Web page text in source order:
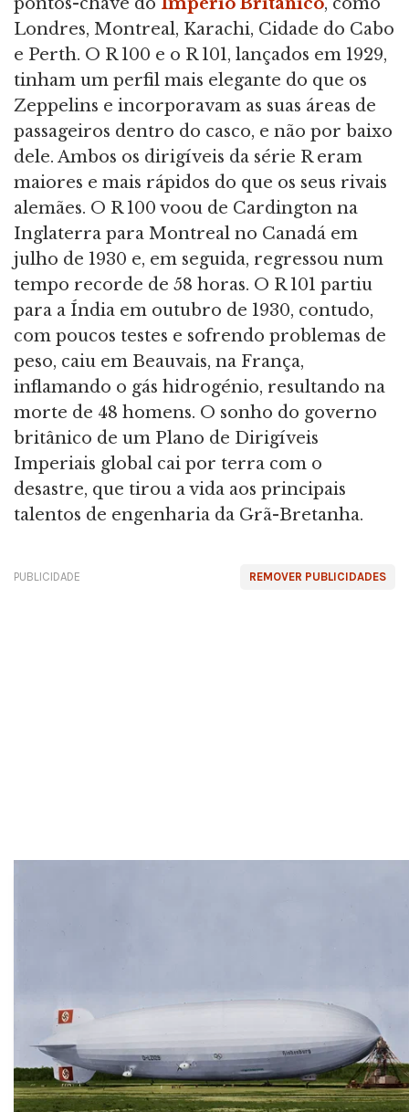
pontos-chave do Império Britânico, como
Londres, Montreal, Karachi, Cidade do Cabo
e Perth. O R 100 e o R 101, lançados em 1929,
tinham um perfil mais elegante do que os
Zeppelins e incorporavam as suas áreas de
passageiros dentro do casco, e não por baixo
dele. Ambos os dirigíveis da série R eram
maiores e mais rápidos do que os seus rivais
alemães. O R 100 voou de Cardington na
Inglaterra para Montreal no Canadá em
julho de 1930 e, em seguida, regressou num
tempo recorde de 58 horas. O R 101 partiu
para a Índia em outubro de 1930, contudo,
com poucos testes e sofrendo problemas de
peso, caiu em Beauvais, na França,
inflamando o gás hidrogénio, resultando na
morte de 48 homens. O sonho do governo
britânico de um Plano de Dirigíveis
Imperiais global cai por terra com o
desastre, que tirou a vida aos principais
talentos de engenharia da Grã-Bretanha.
REMOVER PUBLICIDADES
PUBLICIDADE